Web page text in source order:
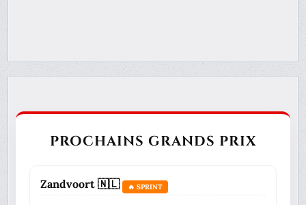
PROCHAINS GRANDS PRIX
Zandvoort 🇳🇱 🔥 SPRINT